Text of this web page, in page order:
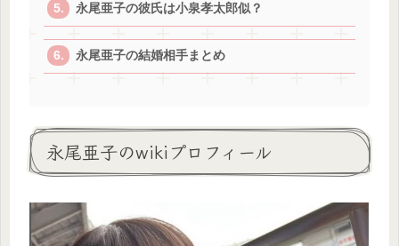
永尾亜子の彼氏は小泉孝太郎似？
永尾亜子の結婚相手まとめ
永尾亜子のwikiプロフィール